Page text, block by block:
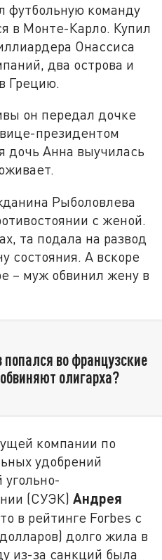
футбольную команду
в Монте-Карло. Купил
Онассиса
два острова и
Грецию.
он передал дочке
президентом
дочь Анна выучилась
Рыболовлева
с женой.
та подала на развод
состояния. А вскоре
– муж обвинил жену в
во французские
олигарха?
компании по
удобрений
(СУЭК)Андрея
в рейтинге Forbes с
долго жила в
из-за санкций была